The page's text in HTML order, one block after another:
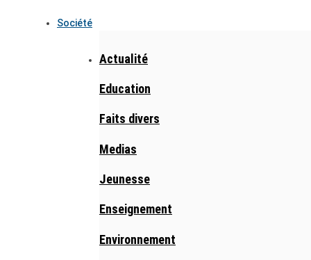
Société
Actualité
Education
Faits divers
Medias
Jeunesse
Enseignement
Environnement